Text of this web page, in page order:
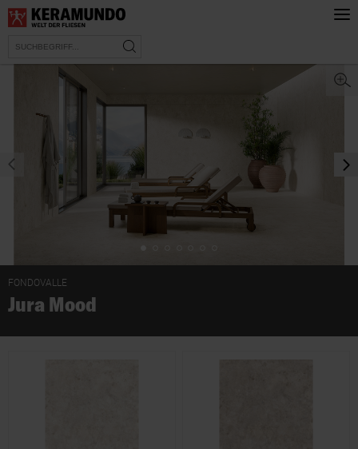
FONDOVALLE
Jura Mood